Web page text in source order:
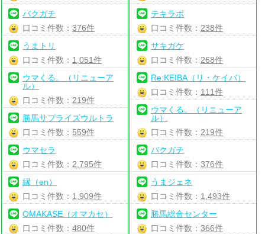
バクガチ
口コミ件数：376件
うまトリ
口コミ件数： 1,051件
ウマくる。（リニューア
ル）
口コミ件数： 219件
勝馬サプライズウルトラ
口コミ件数： 559件
ウマセラ
口コミ件数： 2,795件
縁（en）
口コミ件数： 1,909件
OMAKASE（オマカセ）
口コミ件数：480件
テキラボ
口コミ件数： 238件
サキガケ
口コミ件数： 268件
Re:KEIBA（リ・ケイバ）
口コミ件数： 111件
ウマくる。（リニューア
ル）
口コミ件数： 219件
バクガチ
口コミ件数： 376件
うまジェネ
口コミ件数： 1,493件
勝馬総合センター
口コミ件数： 366件